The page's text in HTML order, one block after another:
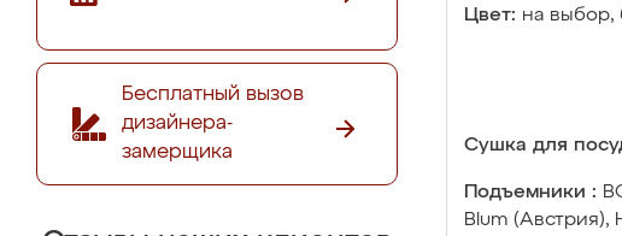
Бесплатный вызов
дизайнера-
замерщика
Цвет: на выбор,
Сушка для
Подъемники :
Blum (Австрия),